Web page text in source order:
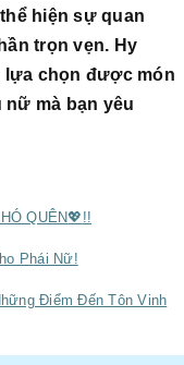
hiện sự quan
trọn vẹn. Hy
lựa chọn được món
mà bạn yêu
QUÊN💖 !!
Phái Nữ!
Điểm Đến Tôn Vinh